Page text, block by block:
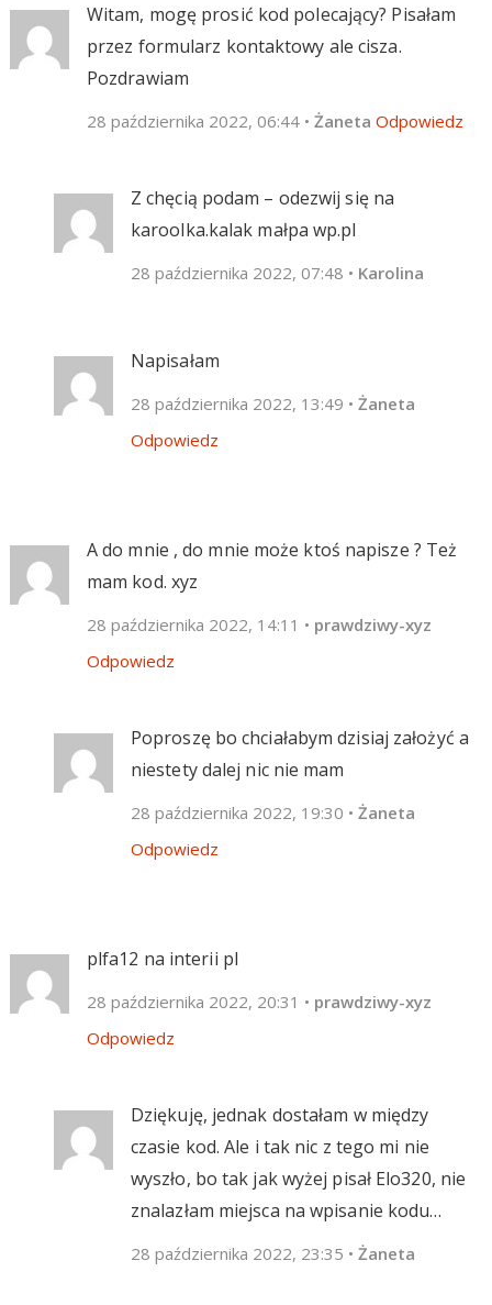
Witam, mogę prosić kod polecający? Pisałam
przez formularz kontaktowy ale cisza.
Pozdrawiam
28 października 2022, 06:44 • Żaneta Odpowiedz
Z chęcią podam – odezwij się na
karoolka.kalak małpa wp.pl
28 października 2022, 07:48 • Karolina
Napisałam
28 października 2022, 13:49 • Żaneta
Odpowiedz
A do mnie , do mnie może ktoś napisze ? Też
mam kod. xyz
28 października 2022, 14:11 • prawdziwy-xyz
Odpowiedz
Poproszę bo chciałabym dzisiaj założyć a
niestety dalej nic nie mam
28 października 2022, 19:30 • Żaneta
Odpowiedz
plfa12 na interii pl
28 października 2022, 20:31 • prawdziwy-xyz
Odpowiedz
Dziękuję, jednak dostałam w między
czasie kod. Ale i tak nic z tego mi nie
wyszło, bo tak jak wyżej pisał Elo320, nie
znalazłam miejsca na wpisanie kodu…
28 października 2022, 23:35 • Żaneta